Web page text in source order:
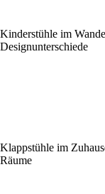
Kinderstühle im
Designunterschiede
Klappstühle im
Räume